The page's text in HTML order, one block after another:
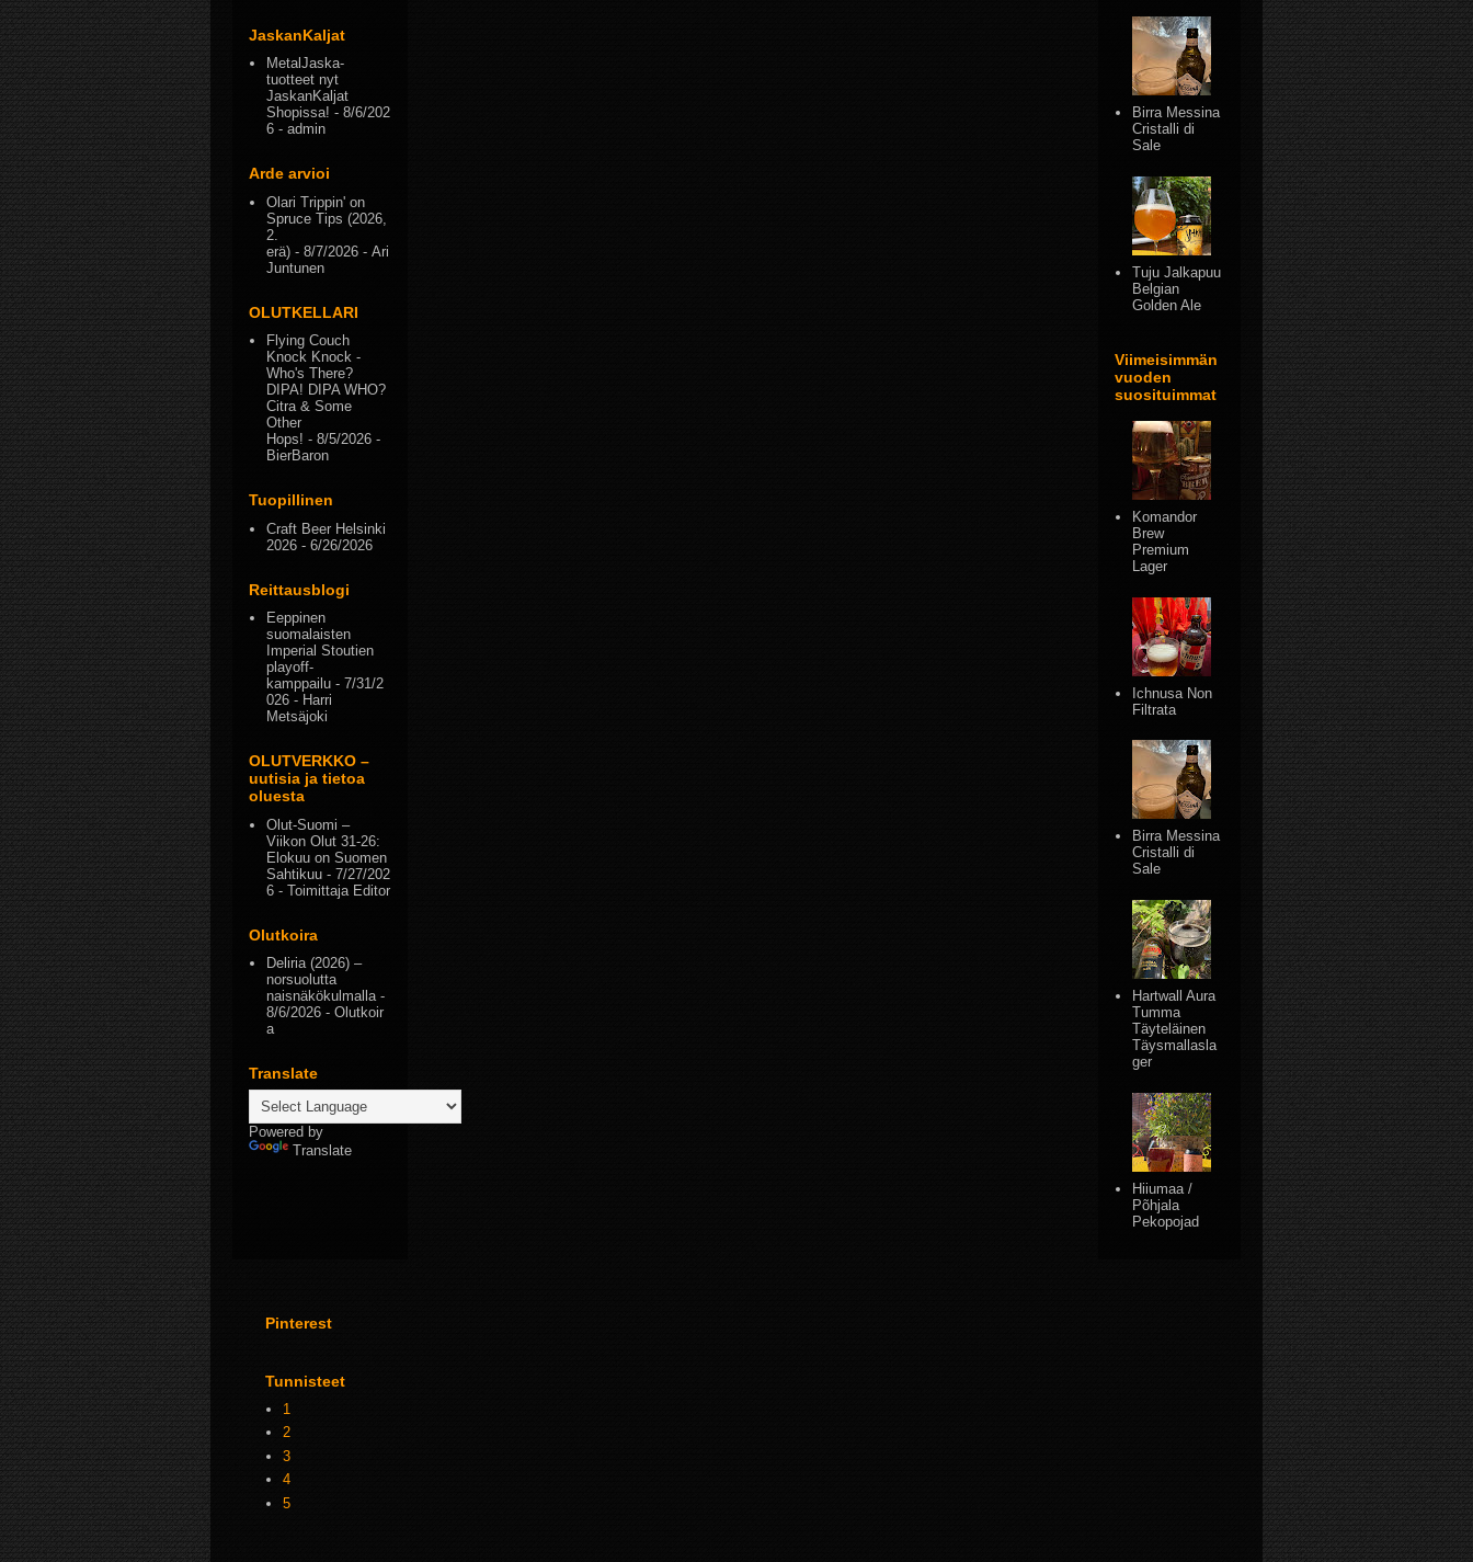
JaskanKaljat
MetalJaska-
tuotteet nyt
JaskanKaljat
Shopissa! - 8/6/202
6 - admin
Arde arvioi
Olari Trippin' on
Spruce Tips (2026,
2.
erä) - 8/7/2026 - Ari
Juntunen
OLUTKELLARI
Flying Couch
Knock Knock -
Who's There?
DIPA! DIPA WHO?
Citra & Some
Other
Hops! - 8/5/2026 -
BierBaron
Tuopillinen
Craft Beer Helsinki
2026 - 6/26/2026
Reittausblogi
Eeppinen
suomalaisten
Imperial Stoutien
playoff-
kamppailu - 7/31/2
026 - Harri
Metsäjoki
OLUTVERKKO –
uutisia ja tietoa
oluesta
Olut-Suomi –
Viikon Olut 31-26:
Elokuu on Suomen
Sahtikuu - 7/27/202
6 - Toimittaja Editor
Olutkoira
Deliria (2026) –
norsuolutta
naisnäkökulmalla-
8/6/2026 - Olutkoir
a
Translate
Powered by
Translate
Birra Messina
Cristalli di
Sale
Tuju Jalkapuu
Belgian
Golden Ale
Viimeisimmän
vuoden
suosituimmat
Komandor
Brew
Premium
Lager
Ichnusa Non
Filtrata
Birra Messina
Cristalli di
Sale
Hartwall Aura
Tumma
Täyteläinen
Täysmallasla
ger
Hiiumaa /
Põhjala
Pekopojad
Pinterest
Tunnisteet
1
2
3
4
5